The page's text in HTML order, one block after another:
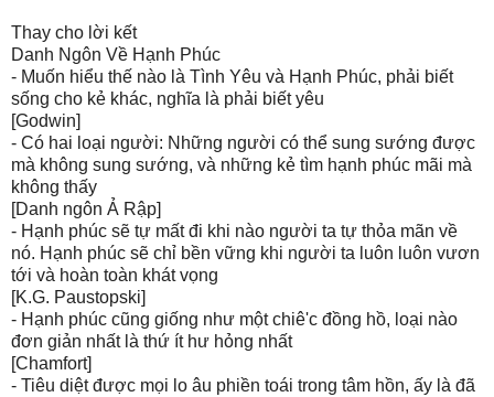
Thay cho lời kết
Danh Ngôn Về Hạnh Phúc
- Muốn hiểu thế nào là Tình Yêu và Hạnh Phúc, phải biết
sống cho kẻ khác, nghĩa là phải biết yêu
[Godwin]
- Có hai loại người: Những người có thể sung sướng được
mà không sung sướng, và những kẻ tìm hạnh phúc mãi mà
không thấy
[Danh ngôn Ả Rập]
- Hạnh phúc sẽ tự mất đi khi nào người ta tự thỏa mãn về
nó. Hạnh phúc sẽ chỉ bền vững khi người ta luôn luôn vươn
tới và hoàn toàn khát vọng
[K.G. Paustopski]
- Hạnh phúc cũng giống như một chiê'c đồng hồ, loại nào
đơn giản nhất là thứ ít hư hỏng nhất
[Chamfort]
- Tiêu diệt được mọi lo âu phiền toái trong tâm hồn, ấy là đã